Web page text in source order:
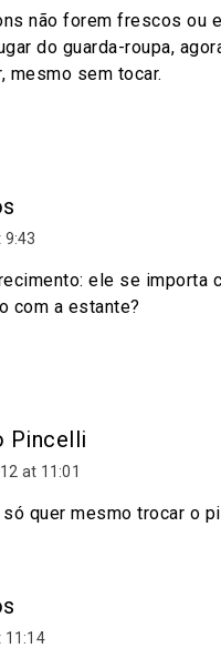
não forem frescos ou
do guarda-roupa,
mesmo sem tocar.
ele se
com a estante?
Pincelli
at 11:01
quer mesmo trocar o